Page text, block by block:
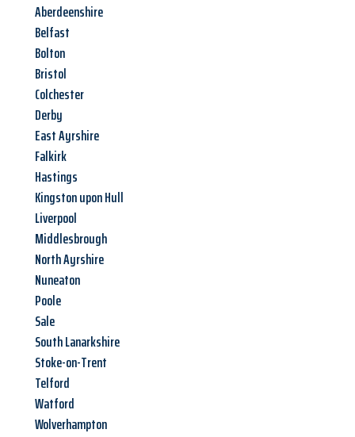
Aberdeenshire
Belfast
Bolton
Bristol
Colchester
Derby
East Ayrshire
Falkirk
Hastings
Kingston upon Hull
Liverpool
Middlesbrough
North Ayrshire
Nuneaton
Poole
Sale
South Lanarkshire
Stoke-on-Trent
Telford
Watford
Wolverhampton